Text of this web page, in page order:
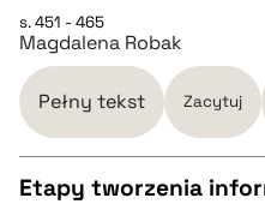
pobierz cytat
BIBTEX
pobierz cytat
s. 451 - 465
Magdalena Robak
Pełny tekst Zacytuj
Etapy tworzenia